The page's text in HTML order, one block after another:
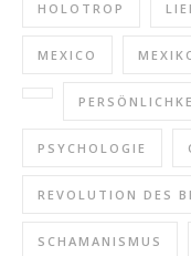
HOLOTROP
MEXICO
PSYCHOLOGIE
REVOLUTION DES
SCHAMANISMUS